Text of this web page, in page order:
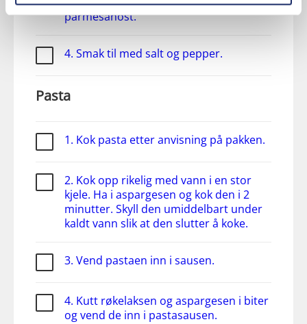
parmesanost.
4. Smak til med salt og pepper.
Pasta
1. Kok pasta etter anvisning på pakken.
2. Kok opp rikelig med vann i en stor
kjele. Ha i aspargesen og kok den i 2
minutter. Skyll den umiddelbart under
kaldt vann slik at den slutter å koke.
3. Vend pastaen inn i sausen.
4. Kutt røkelaksen og aspargesen i biter
og vend de inn i pastasausen.